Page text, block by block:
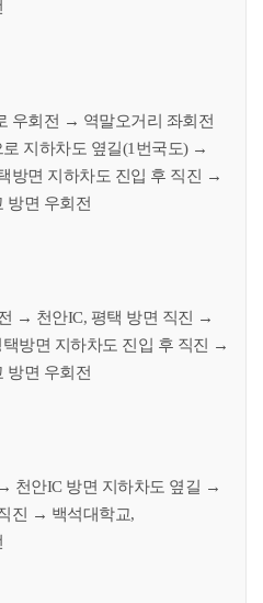
우회전 → 역말오거리 좌회전
지하차도 옆길(1번국도) →
방면 지하차도 진입 후 직진 →
방면 우회전
→ 천안IC, 평택 방면 직진 →
방면 지하차도 진입 후 직진 →
방면 우회전
천안IC 방면 지하차도 옆길 →
진 → 백석대학교,